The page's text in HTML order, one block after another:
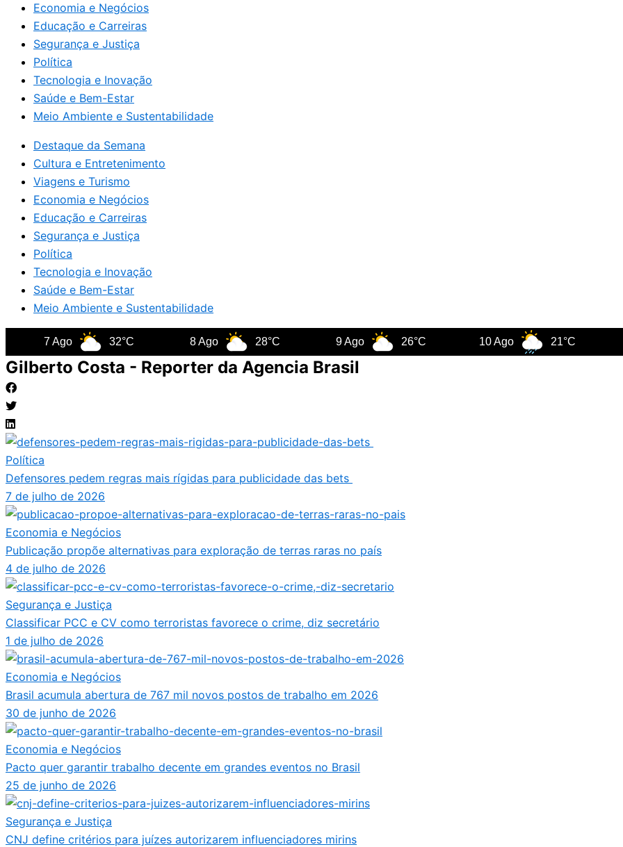
Economia e Negócios
Educação e Carreiras
Segurança e Justiça
Política
Tecnologia e Inovação
Saúde e Bem-Estar
Meio Ambiente e Sustentabilidade
Destaque da Semana
Cultura e Entretenimento
Viagens e Turismo
Economia e Negócios
Educação e Carreiras
Segurança e Justiça
Política
Tecnologia e Inovação
Saúde e Bem-Estar
Meio Ambiente e Sustentabilidade
32°C 28°C 26°C 10 Ago 21°C 11
Gilberto Costa - Reporter da Agencia Brasil
Política
Defensores pedem regras mais rígidas para publicidade das bets
7 de julho de 2026
Economia e Negócios
Publicação propõe alternativas para exploração de terras raras no país
4 de julho de 2026
Segurança e Justiça
Classificar PCC e CV como terroristas favorece o crime, diz secretário
1 de julho de 2026
Economia e Negócios
Brasil acumula abertura de 767 mil novos postos de trabalho em 2026
30 de junho de 2026
Economia e Negócios
Pacto quer garantir trabalho decente em grandes eventos no Brasil
25 de junho de 2026
Segurança e Justiça
CNJ define critérios para juízes autorizarem influenciadores mirins